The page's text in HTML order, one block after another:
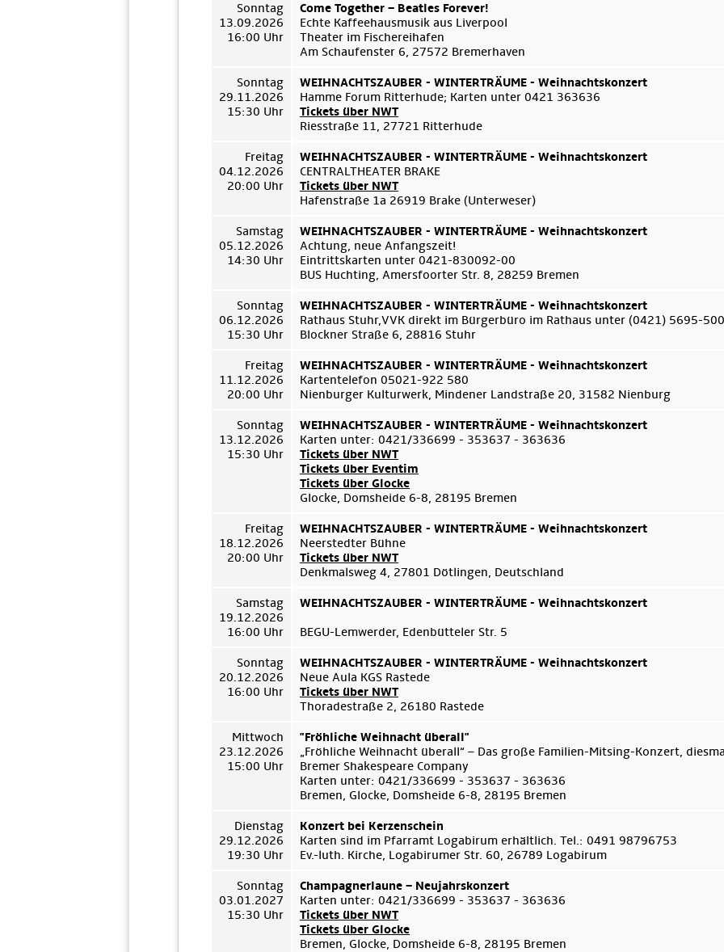
Sonntag
13.09.2026
16:00 Uhr
Come Together – Beatles Forever!
Echte Kaffeehausmusik aus Liverpool
Theater im Fischereihafen
Am Schaufenster 6, 27572 Bremerhaven
Sonntag
29.11.2026
15:30 Uhr
WEIHNACHTSZAUBER - WINTERTRÄUME - Weihnachtskonzert
Hamme Forum Ritterhude; Karten unter 0421 363636
Tickets über NWT
Riesstraße 11, 27721 Ritterhude
Freitag
04.12.2026
20:00 Uhr
WEIHNACHTSZAUBER - WINTERTRÄUME - Weihnachtskonzert
CENTRALTHEATER BRAKE
Tickets über NWT
Hafenstraße 1a 26919 Brake (Unterweser)
Samstag
05.12.2026
14:30 Uhr
WEIHNACHTSZAUBER - WINTERTRÄUME - Weihnachtskonzert
Achtung, neue Anfangszeit!
Eintrittskarten unter 0421-830092-00
BUS Huchting, Amersfoorter Str. 8, 28259 Bremen
Sonntag
06.12.2026
15:30 Uhr
WEIHNACHTSZAUBER - WINTERTRÄUME - Weihnachtskonzert
Rathaus Stuhr,VVK direkt im Bürgerbüro im Rathaus unter (0421) 5695-500
Blockner Straße 6, 28816 Stuhr
Freitag
11.12.2026
20:00 Uhr
WEIHNACHTSZAUBER - WINTERTRÄUME - Weihnachtskonzert
Kartentelefon 05021-922 580
Nienburger Kulturwerk, Mindener Landstraße 20, 31582 Nienburg
Sonntag
13.12.2026
15:30 Uhr
WEIHNACHTSZAUBER - WINTERTRÄUME - Weihnachtskonzert
Karten unter: 0421/336699 - 353637 - 363636
Tickets über NWT
Tickets über Eventim
Tickets über Glocke
Glocke, Domsheide 6-8, 28195 Bremen
Freitag
18.12.2026
20:00 Uhr
WEIHNACHTSZAUBER - WINTERTRÄUME - Weihnachtskonzert
Neerstedter Bühne
Tickets über NWT
Denkmalsweg 4, 27801 Dötlingen, Deutschland
Samstag
19.12.2026
16:00 Uhr
WEIHNACHTSZAUBER - WINTERTRÄUME - Weihnachtskonzert
BEGU-Lemwerder, Edenbütteler Str. 5
Sonntag
20.12.2026
16:00 Uhr
WEIHNACHTSZAUBER - WINTERTRÄUME - Weihnachtskonzert
Neue Aula KGS Rastede
Tickets über NWT
Thoradestraße 2, 26180 Rastede
Mittwoch
23.12.2026
15:00 Uhr
"Fröhliche Weihnacht überall"
„Fröhliche Weihnacht überall“ – Das große Familien-Mitsing-Konzert,
Bremer Shakespeare Company
Karten unter: 0421/336699 - 353637 - 363636
Bremen, Glocke, Domsheide 6-8, 28195 Bremen
Dienstag
29.12.2026
19:30 Uhr
Konzert bei Kerzenschein
Karten sind im Pfarramt Logabirum erhältlich. Tel.: 0491 98796753
Ev.-luth. Kirche, Logabirumer Str. 60, 26789 Logabirum
Sonntag
03.01.2027
15:30 Uhr
Champagnerlaune – Neujahrskonzert
Karten unter: 0421/336699 - 353637 - 363636
Tickets über NWT
Tickets über Glocke
Bremen, Glocke, Domsheide 6-8, 28195 Bremen